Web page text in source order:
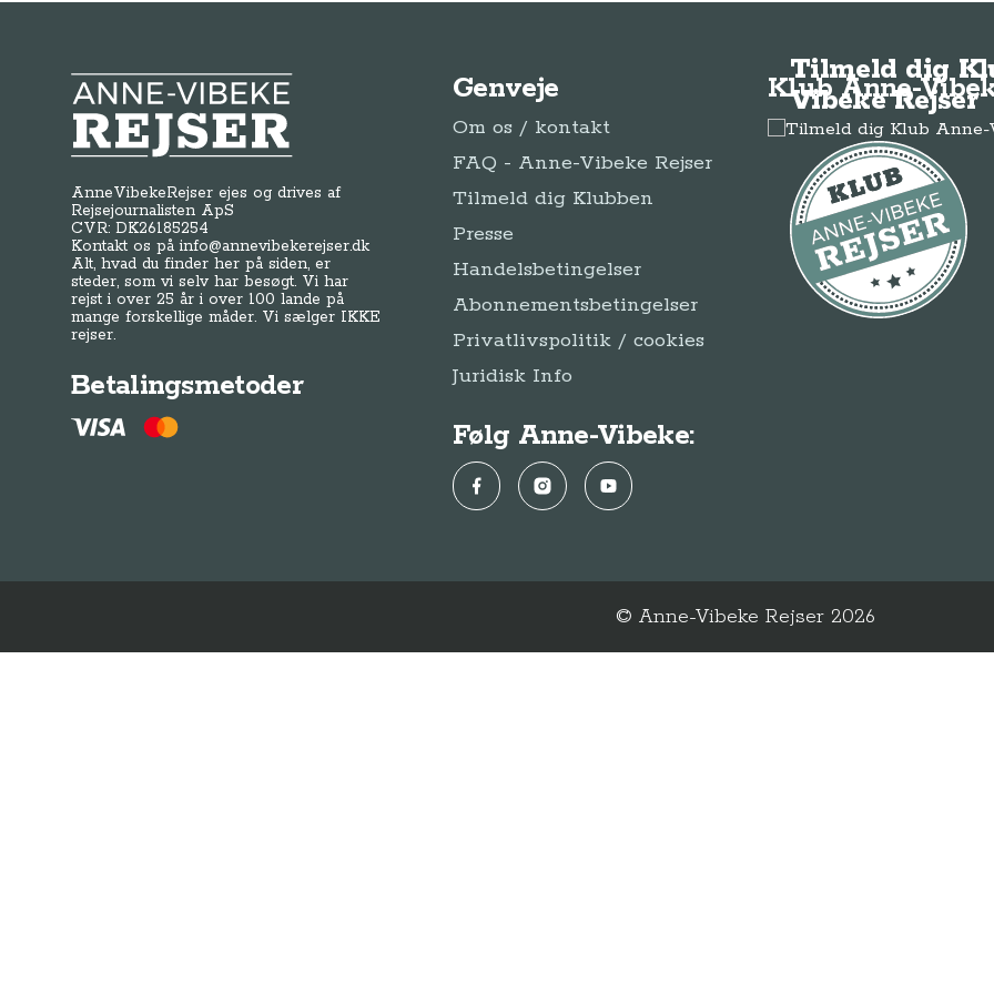
Anne-Vibeke Rejser
AnneVibekeRejser ejes og drives af
Rejsejournalisten ApS
CVR: DK26185254
Kontakt os påinfo@annevibekerejser.dk
Alt, hvad du finder her på siden, er
steder, som vi selv har besøgt. Vi har
rejst i over 25 år i over 100 lande på
mange forskellige måder. Vi sælger IKKE
rejser.
Betalingsmetoder
Genveje
Om os / kontakt
FAQ - Anne-Vibeke Rejser
Tilmeld dig Klubben
Presse
Handelsbetingelser
Abonnementsbetingelser
Privatlivspolitik / cookies
Juridisk Info
Følg Anne-Vibeke:
FacebookInstagramYouTube
Klub Anne-
Tilmeld dig
Vibeke Rejser
© Anne-Vibeke Rejser 2026